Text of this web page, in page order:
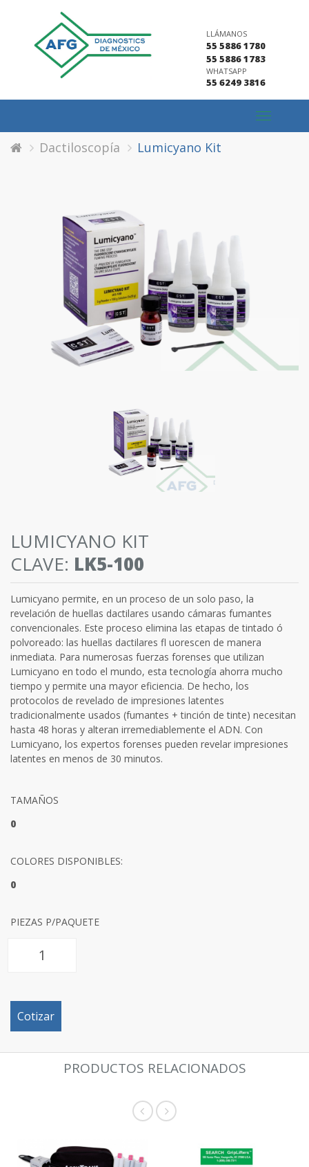
LLÁMANOS
55 5886 1780
55 5886 1783
WHATSAPP
55 6249 3816
Toggle
navigation
Dactiloscopía Lumicyano Kit
LUMICYANO KIT
CLAVE: LK5-100
Lumicyano permite, en un proceso de un solo paso, la
revelación de huellas dactilares usando cámaras fumantes
convencionales. Este proceso elimina las etapas de tintado ó
polvoreado: las huellas dactilares fl uorescen de manera
inmediata. Para numerosas fuerzas forenses que utilizan
Lumicyano en todo el mundo, esta tecnología ahorra mucho
tiempo y permite una mayor eficiencia. De hecho, los
protocolos de revelado de impresiones latentes
tradicionalmente usados (fumantes + tinción de tinte) necesitan
hasta 48 horas y alteran irremediablemente el ADN. Con
Lumicyano, los expertos forenses pueden revelar impresiones
latentes en menos de 30 minutos.
TAMAÑOS
0
COLORES DISPONIBLES:
0
PIEZAS P/PAQUETE
Cotizar
PRODUCTOS RELACIONADOS